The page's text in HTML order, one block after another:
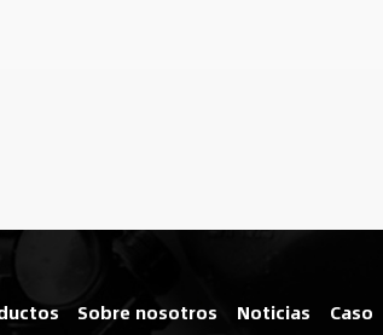
Sobre nosotros Noticias Caso